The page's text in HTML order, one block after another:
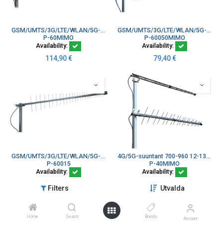
Filters Utvalda
Home Search Brands Account
GSM/UMTS/3G/LTE/WLAN/5G-suuntan 2xP-60+kiin 45° 2x10m SMAu MIMO
P-60MIMO
Availability:
114,90€
GSM/UMTS/3G/LTE/WLAN/5G-suuntan 2xP-60+kiin 45° 2x5m SMAu MIMO
P-60050MIMO
Availability:
79,40€
GSM/UMTS/3G/LTE/WLAN/5G-suuntan 7,5-10,5 dBi 1,5m SMAu
P-60015
Availability:
36,10
4G/5G-suuntant 700-960 12-13dBi 2xP-40 kiin 45° 10m SMAu MIMO
P-40MIMO
Availability:
87,60 €